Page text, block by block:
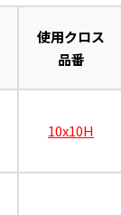
使用クロス
品番
10x10H